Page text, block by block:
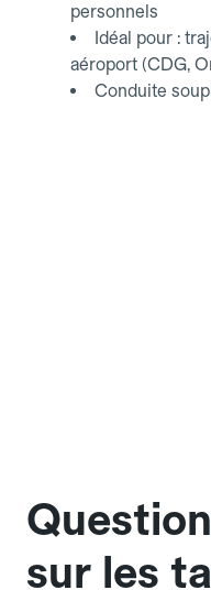
personnels
Idéal pour :
aéroport (CDG,
Conduite
sur les